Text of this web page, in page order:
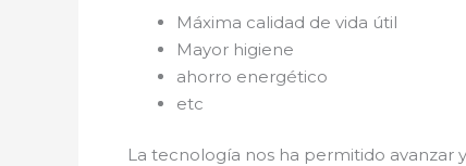
Máxima calidad de vida útil
Mayor higiene
ahorro energético
etc
La tecnología nos ha permitido avanzar